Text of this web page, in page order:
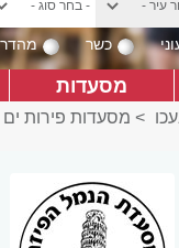
כשר
מסעדות
> מסעדות פירות ים